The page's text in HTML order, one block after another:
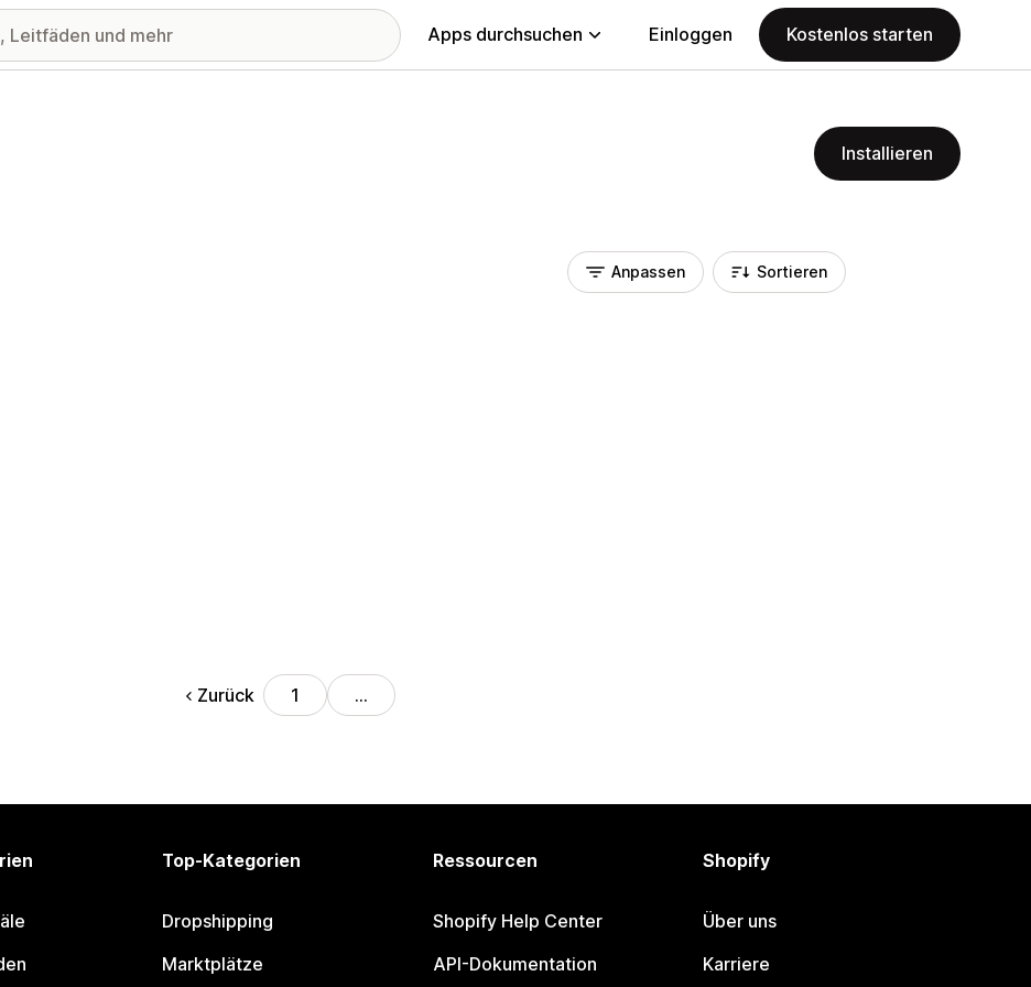
Apps durchsuchen Einloggen Kostenlos starten
Installieren
Anpassen Sortieren
Zurück 1 …
Top-Kategorien
Dropshipping
Marktplätze
Ressourcen
Shopify Help Center
API-Dokumentation
Shopify
Über uns
Karriere